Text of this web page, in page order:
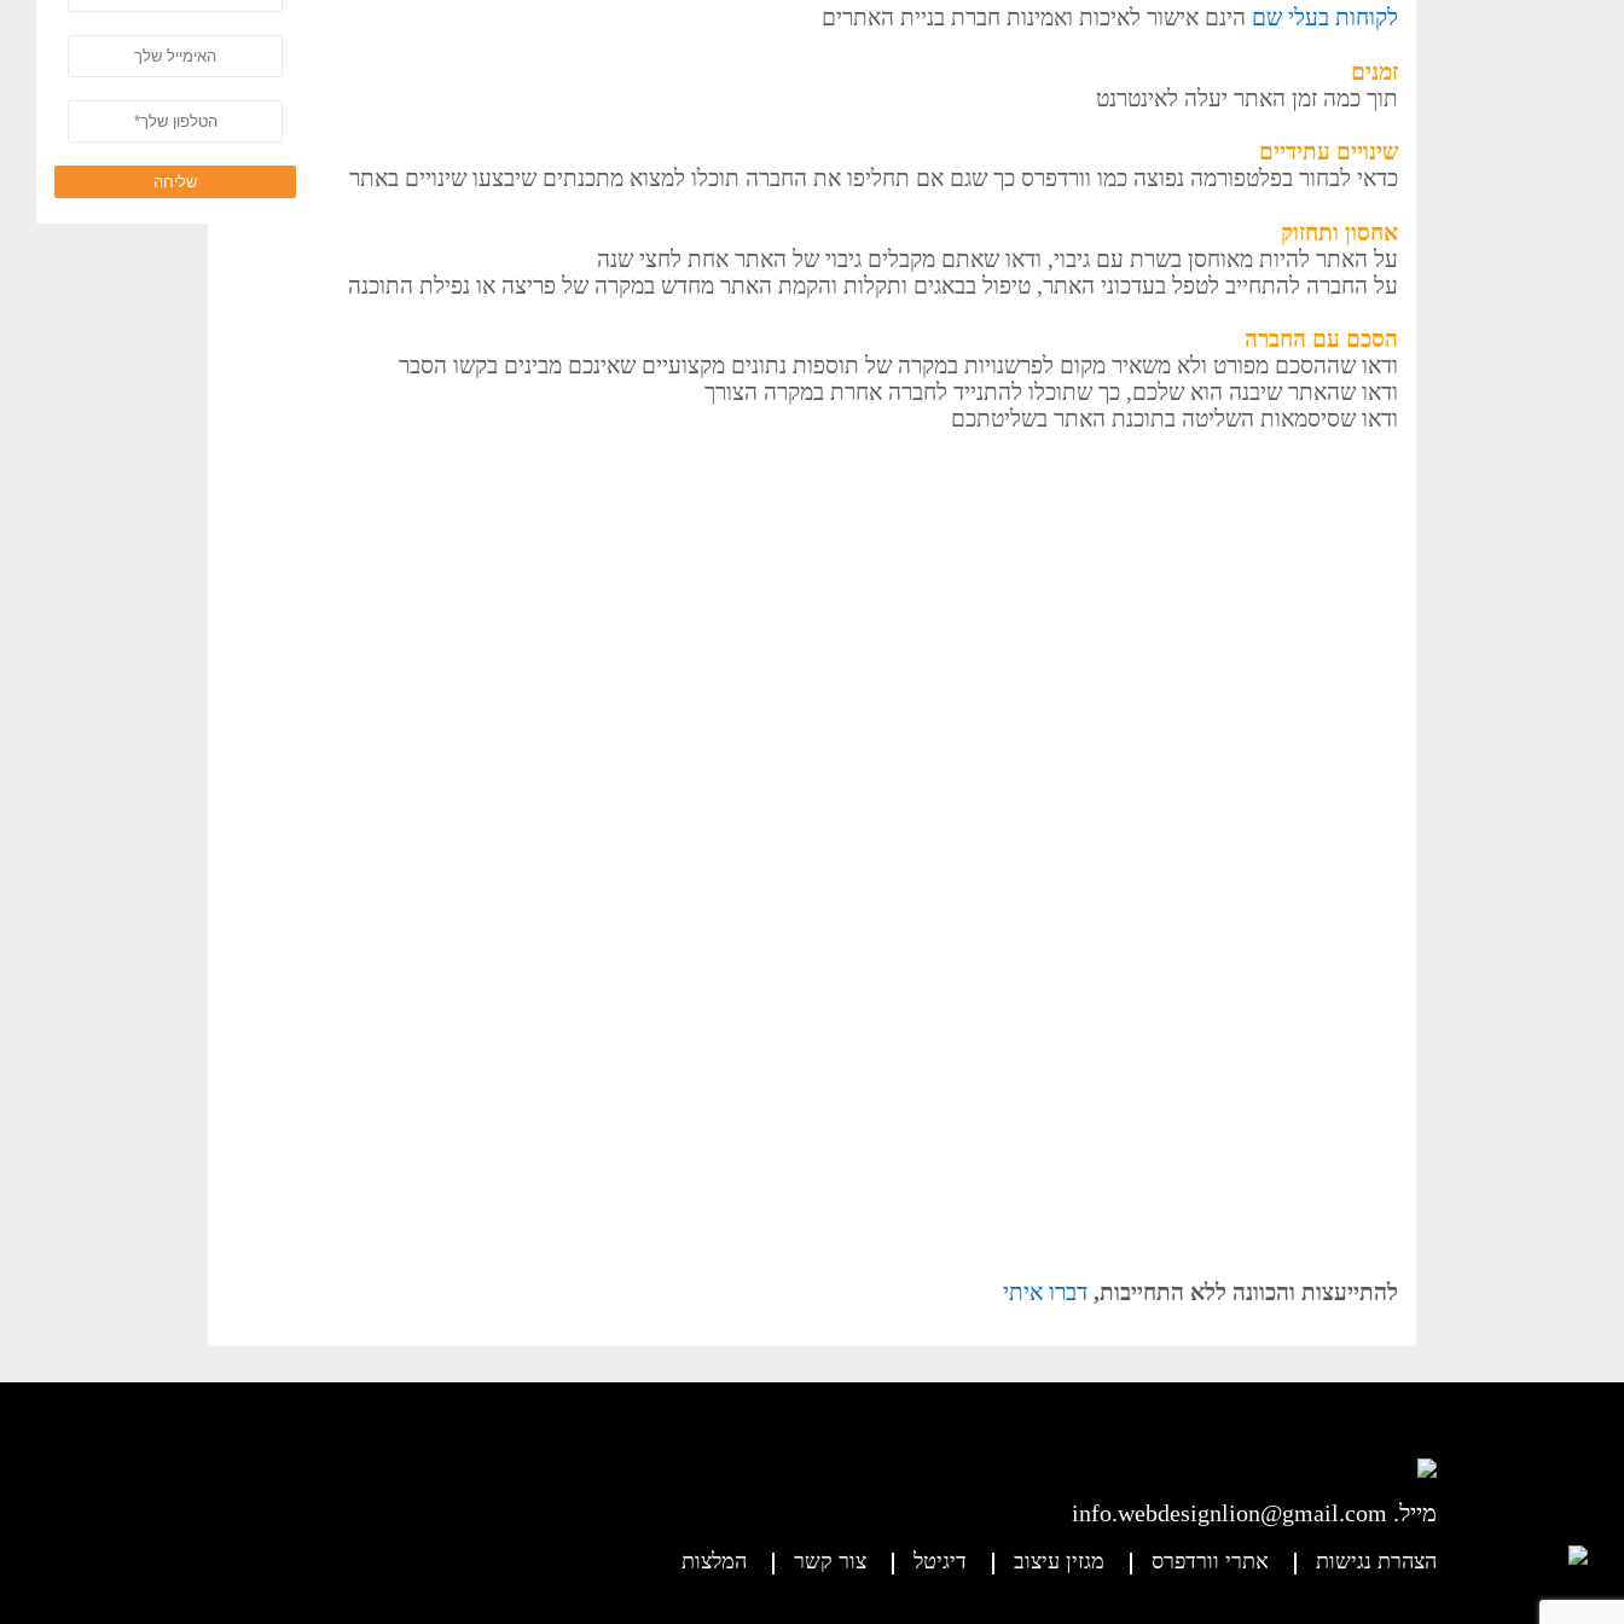
שליחה
לקוחות בעלי שם הינם אישור לאיכות ואמינות חברת בניית האתרים
זמנים
תוך כמה זמן האתר יעלה לאינטרנט
שינויים עתידיים
כדאי לבחור בפלטפורמה נפוצה כמו וורדפרס כך שגם אם תחליפו את החברה תוכלו למצוא מתכנתים שיבצעו שינויים באתר
אחסון ותחזוק
על האתר להיות מאוחסן בשרת עם גיבוי, ודאו שאתם מקבלים גיבוי של האתר אחת לחצי שנה
על החברה להתחייב לטפל בעדכוני האתר, טיפול בבאגים ותקלות והקמת האתר מחדש במקרה של פריצה או נפילת התוכנה
הסכם עם החברה
ודאו שההסכם מפורט ולא משאיר מקום לפרשנויות במקרה של תוספות נתונים מקצועיים שאינכם מבינים בקשו הסבר
ודאו שהאתר שיבנה הוא שלכם, כך שתוכלו להתנייד לחברה אחרת במקרה הצורך
ודאו שסיסמאות השליטה בתוכנת האתר בשליטתכם
להתייעצות והכוונה ללא התחייבות, דברו איתי
info.webdesignlion@gmail.com .מייל
הצהרת נגישות אתרי וורדפרס מגזין עיצוב דיגיטל צור קשר המלצות